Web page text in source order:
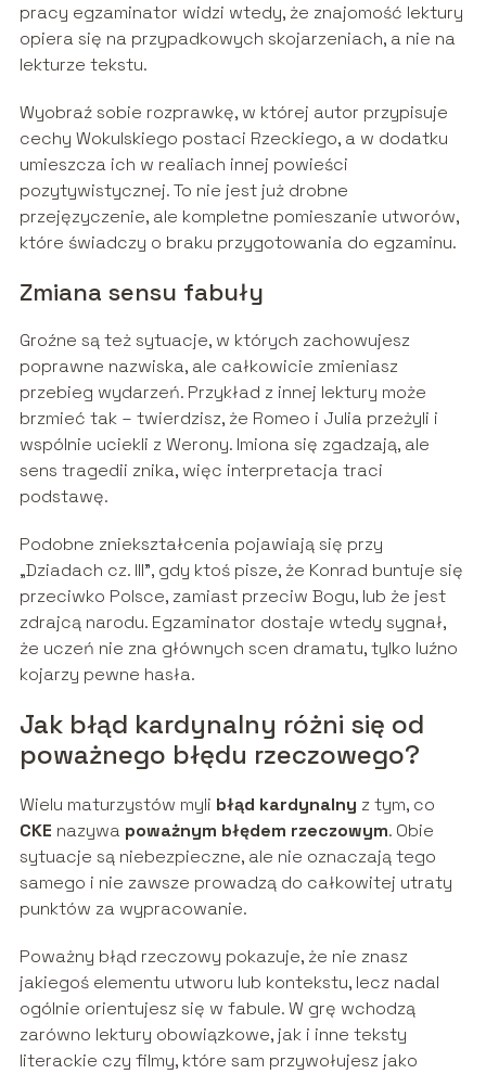
pracy egzaminator widzi wtedy, że znajomość lektury
opiera się na przypadkowych skojarzeniach, a nie na
lekturze tekstu.
Wyobraź sobie rozprawkę, w której autor przypisuje
cechy Wokulskiego postaci Rzeckiego, a w dodatku
umieszcza ich w realiach innej powieści
pozytywistycznej. To nie jest już drobne
przejęzyczenie, ale kompletne pomieszanie utworów,
które świadczy o braku przygotowania do egzaminu.
Zmiana sensu fabuły
Groźne są też sytuacje, w których zachowujesz
poprawne nazwiska, ale całkowicie zmieniasz
przebieg wydarzeń. Przykład z innej lektury może
brzmieć tak – twierdzisz, że Romeo i Julia przeżyli i
wspólnie uciekli z Werony. Imiona się zgadzają, ale
sens tragedii znika, więc interpretacja traci
podstawę.
Podobne zniekształcenia pojawiają się przy
„Dziadach cz. III”, gdy ktoś pisze, że Konrad buntuje się
przeciwko Polsce, zamiast przeciw Bogu, lub że jest
zdrajcą narodu. Egzaminator dostaje wtedy sygnał,
że uczeń nie zna głównych scen dramatu, tylko luźno
kojarzy pewne hasła.
Jak błąd kardynalny różni się od
poważnego błędu rzeczowego?
Wielu maturzystów myli błąd kardynalny z tym, co
CKE nazywa poważnym błędem rzeczowym. Obie
sytuacje są niebezpieczne, ale nie oznaczają tego
samego i nie zawsze prowadzą do całkowitej utraty
punktów za wypracowanie.
Poważny błąd rzeczowy pokazuje, że nie znasz
jakiegoś elementu utworu lub kontekstu, lecz nadal
ogólnie orientujesz się w fabule. W grę wchodzą
zarówno lektury obowiązkowe, jak i inne teksty
literackie czy filmy, które sam przywołujesz jako